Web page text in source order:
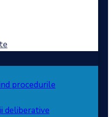
procedurile
deliberative